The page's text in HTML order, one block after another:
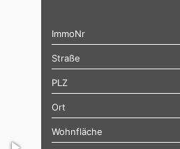
ImmoNr
Straße
PLZ
Ort
Wohnfläche